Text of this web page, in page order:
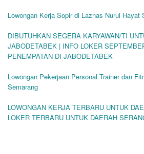
Lowongan Kerja Sopir di Laznas Nurul Hayat
DIBUTUHKAN SEGERA KARYAWAN/TI
JABODETABEK | INFO LOKER
PENEMPATAN DI JABODETABEK
Lowongan Pekerjaan Personal Trainer dan
Semarang
LOWONGAN KERJA TERBARU UNTUK
LOKER TERBARU UNTUK DAERAH